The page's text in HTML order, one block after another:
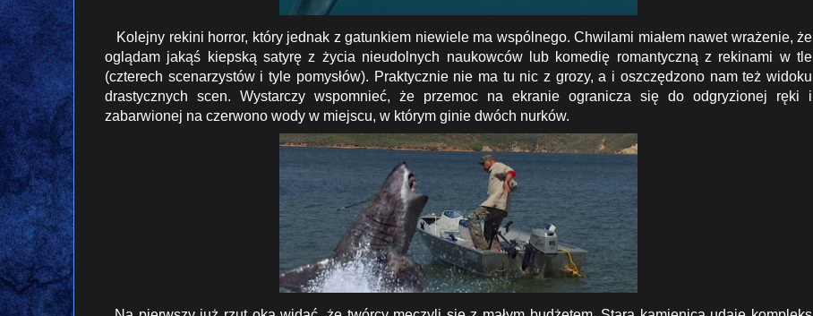
Kolejny rekini horror, który jednak z gatunkiem niewiele ma wspólnego. Chwilami miałem nawet wrażenie, że
oglądam jakąś kiepską satyrę z życia nieudolnych naukowców lub komedię romantyczną z rekinami w tle
(czterech scenarzystów i tyle pomysłów). Praktycznie nie ma tu nic z grozy, a i oszczędzono nam też widoku
drastycznych scen. Wystarczy wspomnieć, że przemoc na ekranie ogranicza się do odgryzionej ręki i
zabarwionej na czerwono wody w miejscu, w którym ginie dwóch nurków.